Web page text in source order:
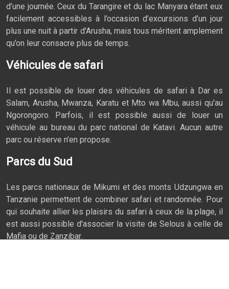
d’une journée. Ceux du Tarangire et du lac Manyara étant eux
facilement accessibles à l’occasion d’excursions d’un jour
plus une nuit à partir d'Arusha, mais tous méritent amplement
qu’on leur consacre plus de temps.
Véhicules de safari
Il est possible de louer des véhicules de safari à Dar es
Salam, Arusha, Mwanza, Karatu et Mto wa Mbu, aussi qu'au
Ngorongoro. Parfois, il est possible aussi de louer un
véhicule au bureau du parc national de Katavi. Aucun autre
parc ou réserve n’en propose.
Parcs du Sud
Les parcs nationaux de Mikumi et des monts Udzungwa en
Tanzanie permettent de combiner safari et randonnée. Pour
qui souhaite allier les plaisirs du safari à ceux de la plage, il
est aussi possible d'associer la visite de Selous à celle de
Mafia ou de Zanzibar.